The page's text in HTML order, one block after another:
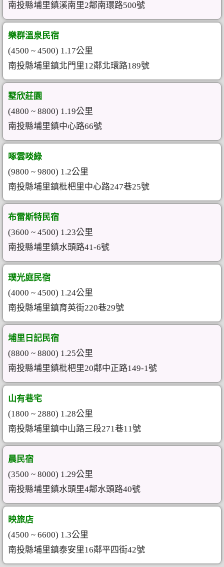
南投縣埔里鎮溪南里2鄰南環路500號
樂群溫泉民宿
(4500 ~ 4500) 1.17公里
南投縣埔里鎮北門里12鄰北環路189號
墅欣莊園
(4800 ~ 8800) 1.19公里
南投縣埔里鎮中心路66號
啄雲啖綠
(9800 ~ 9800) 1.2公里
南投縣埔里鎮枇杷里中心路247巷25號
布雷斯特民宿
(3600 ~ 4500) 1.23公里
南投縣埔里鎮水頭路41-6號
璞光庭民宿
(4000 ~ 4500) 1.24公里
南投縣埔里鎮育英街220巷29號
埔里日記民宿
(8800 ~ 8800) 1.25公里
南投縣埔里鎮枇杷里20鄰中正路149-1號
山有巷宅
(1800 ~ 2880) 1.28公里
南投縣埔里鎮中山路三段271巷11號
晨民宿
(3500 ~ 8000) 1.29公里
南投縣埔里鎮水頭里4鄰水頭路40號
映旅店
(4500 ~ 6600) 1.3公里
南投縣埔里鎮泰安里16鄰平四街42號